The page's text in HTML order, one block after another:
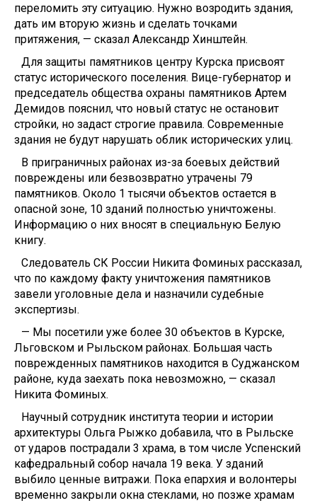
переломить эту ситуацию. Нужно возродить здания,
дать им вторую жизнь и сделать точками
притяжения, — сказал Александр Хинштейн.
Для защиты памятников центру Курска присвоят
статус исторического поселения. Вице-губернатор и
председатель общества охраны памятников Артем
Демидов пояснил, что новый статус не остановит
стройки, но задаст строгие правила. Современные
здания не будут нарушать облик исторических улиц.
В приграничных районах из-за боевых действий
повреждены или безвозвратно утрачены 79
памятников. Около 1 тысячи объектов остается в
опасной зоне, 10 зданий полностью уничтожены.
Информацию о них вносят в специальную Белую
книгу.
Следователь СК России Никита Фоминых рассказал,
что по каждому факту уничтожения памятников
завели уголовные дела и назначили судебные
экспертизы.
— Мы посетили уже более 30 объектов в Курске,
Льговском и Рыльском районах. Большая часть
поврежденных памятников находится в Суджанском
районе, куда заехать пока невозможно, — сказал
Никита Фоминых.
Научный сотрудник института теории и истории
архитектуры Ольга Рыжко добавила, что в Рыльске
от ударов пострадали 3 храма, в том числе Успенский
кафедральный собор начала 19 века. У зданий
выбило ценные витражи. Пока епархия и волонтеры
временно закрыли окна стеклами, но позже храмам